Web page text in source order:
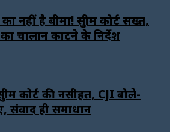
नहीं है बीमा! सुप्रीम कोर्ट सख्त,
का चालान काटने के निर्देश
कोर्ट की नसीहत, CJI बोले-
संवाद ही समाधान